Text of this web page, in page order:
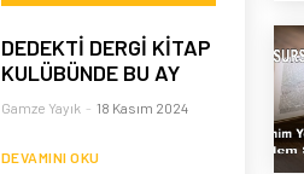
DEDEKTİ DERGİ KİTAP
KULÜBÜNDE BU AY
Gamze Yayık - 18 Kasım 2024
DEVAMINI OKU